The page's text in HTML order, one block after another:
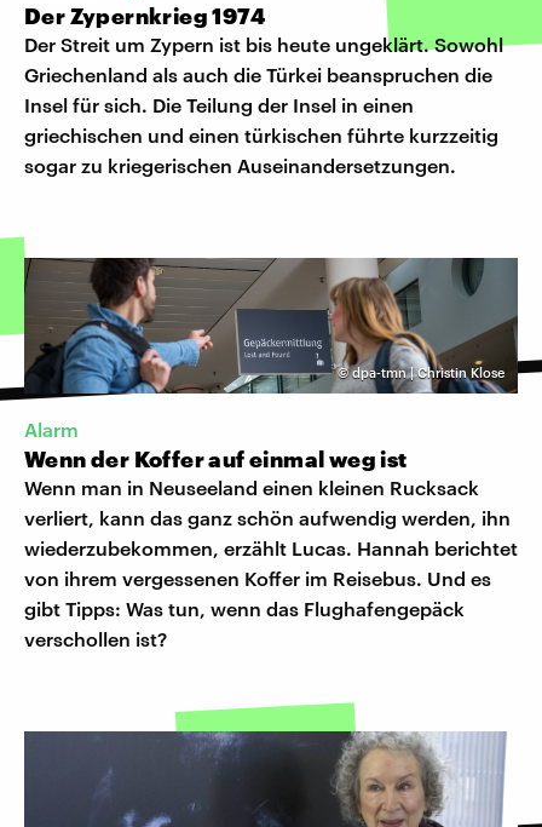
Der Zypernkrieg 1974
Der Streit um Zypern ist bis heute ungeklärt. Sowohl
Griechenland als auch die Türkei beanspruchen die
Insel für sich. Die Teilung der Insel in einen
griechischen und einen türkischen führte kurzzeitig
sogar zu kriegerischen Auseinandersetzungen.
©dpa-tmn | Christin Klose
Alarm
Wenn der Koffer auf einmal weg ist
Wenn man in Neuseeland einen kleinen Rucksack
verliert, kann das ganz schön aufwendig werden, ihn
wiederzubekommen, erzählt Lucas. Hannah berichtet
von ihrem vergessenen Koffer im Reisebus. Und es
gibt Tipps: Was tun, wenn das Flughafengepäck
verschollen ist?